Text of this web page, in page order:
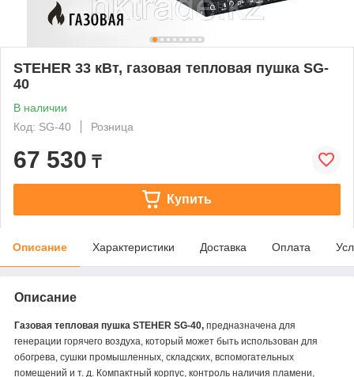
STEHER 33 кВт, газовая тепловая пушка SG-
40
В наличии
Код: SG-40
Розница
67 530 ₸
Купить
Описание Характеристики Доставка Оплата
Описание
Газовая тепловая пушка STEHER SG-40, предназначена для
генерации горячего воздуха, который может быть использован для
обогрева, сушки промышленных, складских, вспомогательных
помещений и т. д. Компактный корпус, контроль наличия пламени,